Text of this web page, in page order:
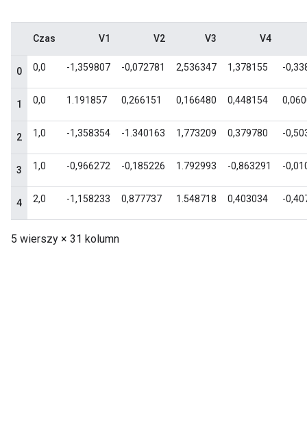
Czas V1 V2 V3 V4
0 0,0 -1,359807 -0,072781 2,536347 1,378155 -
1 0,0 1.191857 0,266151 0,166480 0,448154
2 1,0 -1,358354 -1.340163 1,773209 0,379780 -
3 1,0 -0,966272 -0,185226 1.792993 -0,863291 -
4 2,0 -1,158233 0,877737 1.548718 0,403034 -
5 wierszy × 31 kolumn